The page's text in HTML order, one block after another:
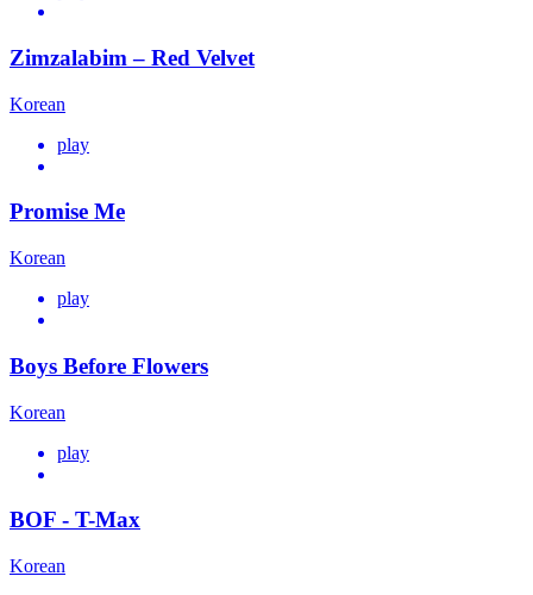
Zimzalabim – Red Velvet
Korean
play
Promise Me
Korean
play
Boys Before Flowers
Korean
play
BOF - T-Max
Korean